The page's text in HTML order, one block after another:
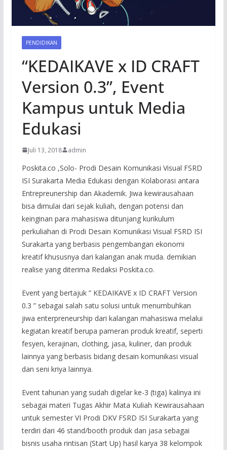
PENDIDIKAN
“KEDAIKAVE x ID CRAFT
Version 0.3”, Event
Kampus untuk Media
Edukasi
Juli 13, 2018 admin
Poskita.co ,Solo- Prodi Desain Komunikasi Visual FSRD
ISI Surakarta Media Edukasi dengan Kolaborasi antara
Entrepreunership dan Akademik. Jiwa kewirausahaan
bisa dimulai dari sejak kuliah, dengan potensi dan
keinginan para mahasiswa ditunjang kurikulum
perkuliahan di Prodi Desain Komunikasi Visual FSRD ISI
Surakarta yang berbasis pengembangan ekonomi
kreatif khususnya dari kalangan anak muda. demikian
realise yang diterima Redaksi Poskita.co.
Event yang bertajuk ” KEDAIKAVE x ID CRAFT Version
0.3 ” sebagai salah satu solusi untuk menumbuhkan
jiwa enterpreneurship dari kalangan mahasiswa melalui
kegiatan kreatif berupa pameran produk kreatif, seperti
fesyen, kerajinan, clothing, jasa, kuliner, dan produk
lainnya yang berbasis bidang desain komunikasi visual
dan seni kriya lainnya.
Event tahunan yang sudah digelar ke-3 (tiga) kalinya ini
sebagai materi Tugas Akhir Mata Kuliah Kewirausahaan
untuk semester VI Prodi DKV FSRD ISI Surakarta yang
terdiri dari 46 stand/booth produk dan jasa sebagai
bisnis usaha rintisan (Start Up) hasil karya 38 kelompok